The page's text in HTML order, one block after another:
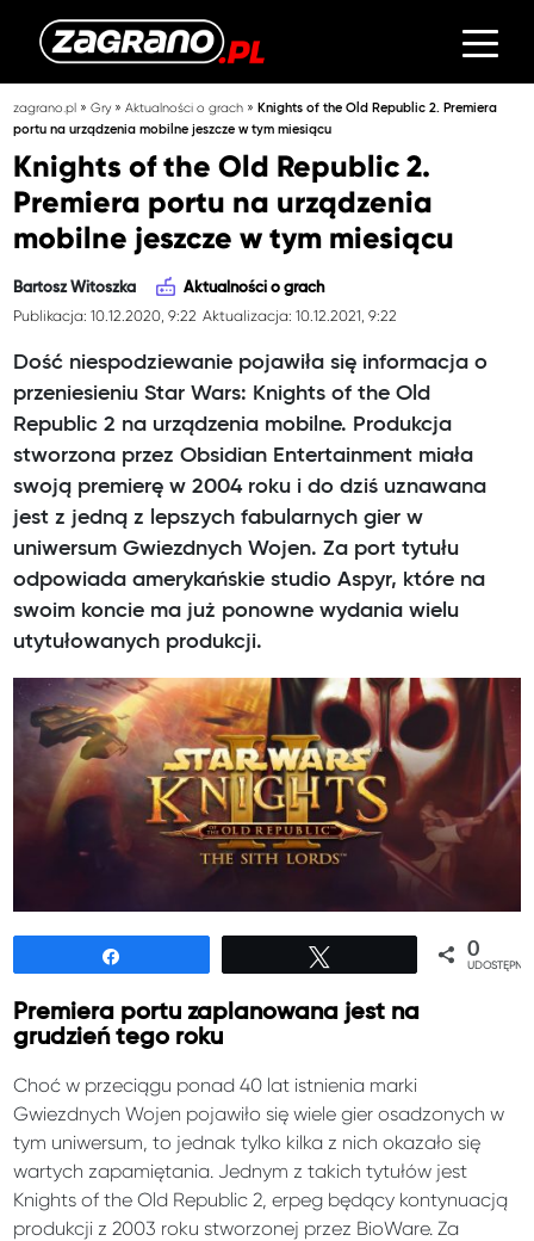
zagrano.pl »Gry»Aktualności o grach »Knights of the Old Republic 2. Premiera
portu na urządzenia mobilne jeszcze w tym miesiącu
Knights of the Old Republic 2.
Premiera portu na urządzenia
mobilne jeszcze w tym miesiącu
Bartosz Witoszka Aktualności o grach
Publikacja: 10.12.2020, 9:22 Aktualizacja: 10.12.2021, 9:22
Dość niespodziewanie pojawiła się informacja o
przeniesieniu Star Wars: Knights of the Old
Republic 2 na urządzenia mobilne. Produkcja
stworzona przez Obsidian Entertainment miała
swoją premierę w 2004 roku i do dziś uznawana
jest z jedną z lepszych fabularnych gier w
uniwersum Gwiezdnych Wojen. Za port tytułu
odpowiada amerykańskie studio Aspyr, które na
swoim koncie ma już ponowne wydania wielu
utytułowanych produkcji.
0
Premiera portu zaplanowana jest na
grudzień tego roku
Choć w przeciągu ponad 40 lat istnienia marki
Gwiezdnych Wojen pojawiło się wiele gier osadzonych w
tym uniwersum, to jednak tylko kilka z nich okazało się
wartych zapamiętania. Jednym z takich tytułów jest
Knights of the Old Republic 2, erpeg będący kontynuacją
produkcji z 2003 roku stworzonej przez BioWare. Za